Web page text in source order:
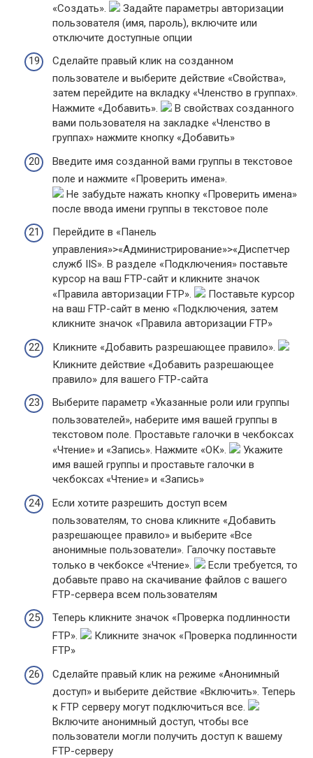
«Создать».
Задайте параметры авторизации
пользователя (имя, пароль), включите или
отключите доступные опции
Сделайте правый клик на созданном
пользователе и выберите действие «Свойства»,
затем перейдите на вкладку «Членство в группах».
Нажмите «Добавить».
В свойствах созданного
вами пользователя на закладке «Членство в
группах» нажмите кнопку «Добавить»
Введите имя созданной вами группы в текстовое
поле и нажмите «Проверить имена».
Не забудьте нажать кнопку «Проверить имена»
после ввода имени группы в текстовое поле
Перейдите в «Панель
управления»>«Администрирование»>«Диспетчер
служб IIS». В разделе «Подключения» поставьте
курсор на ваш FTP-сайт и кликните значок
«Правила авторизации FTP».
Поставьте курсор
на ваш FTP-сайт в меню «Подключения, затем
кликните значок «Правила авторизации FTP»
Кликните «Добавить разрешающее правило».
Кликните действие «Добавить разрешающее
правило» для вашего FTP-сайта
Выберите параметр «Указанные роли или группы
пользователей», наберите имя вашей группы в
текстовом поле. Проставьте галочки в чекбоксах
«Чтение» и «Запись». Нажмите «ОК».
Укажите
имя вашей группы и проставьте галочки в
чекбоксах «Чтение» и «Запись»
Если хотите разрешить доступ всем
пользователям, то снова кликните «Добавить
разрешающее правило» и выберите «Все
анонимные пользователи». Галочку поставьте
только в чекбоксе «Чтение».
Если требуется, то
добавьте право на скачивание файлов с вашего
FTP-сервера всем пользователям
Теперь кликните значок «Проверка подлинности
FTP».
Кликните значок «Проверка подлинности
FTP»
Сделайте правый клик на режиме «Анонимный
доступ» и выберите действие «Включить». Теперь
к FTP серверу могут подключиться все.
Включите анонимный доступ, чтобы все
пользователи могли получить доступ к вашему
FTP-серверу